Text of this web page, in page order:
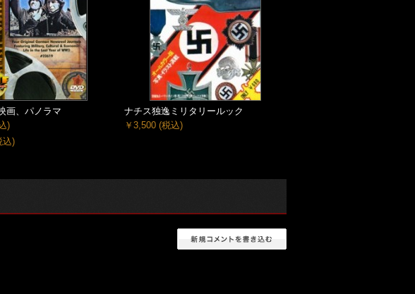
画、パノラマ
)
込)
ナチス独逸ミリタリールック
￥3,500 (税込)